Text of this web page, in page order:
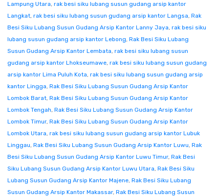
Lampung Utara, rak besi siku lubang susun gudang arsip kantor
Langkat, rak besi siku lubang susun gudang arsip kantor Langsa, Rak
Besi Siku Lubang Susun Gudang Arsip Kantor Lanny Jaya, rak besi siku
lubang susun gudang arsip kantor Lebong, Rak Besi Siku Lubang
Susun Gudang Arsip Kantor Lembata, rak besi siku lubang susun
gudang arsip kantor Lhokseumawe, rak besi siku lubang susun gudang
arsip kantor Lima Puluh Kota, rak besi siku lubang susun gudang arsip
kantor Lingga, Rak Besi Siku Lubang Susun Gudang Arsip Kantor
Lombok Barat, Rak Besi Siku Lubang Susun Gudang Arsip Kantor
Lombok Tengah, Rak Besi Siku Lubang Susun Gudang Arsip Kantor
Lombok Timur, Rak Besi Siku Lubang Susun Gudang Arsip Kantor
Lombok Utara, rak besi siku lubang susun gudang arsip kantor Lubuk
Linggau, Rak Besi Siku Lubang Susun Gudang Arsip Kantor Luwu, Rak
Besi Siku Lubang Susun Gudang Arsip Kantor Luwu Timur, Rak Besi
Siku Lubang Susun Gudang Arsip Kantor Luwu Utara, Rak Besi Siku
Lubang Susun Gudang Arsip Kantor Majene, Rak Besi Siku Lubang
Susun Gudang Arsip Kantor Makassar, Rak Besi Siku Lubang Susun